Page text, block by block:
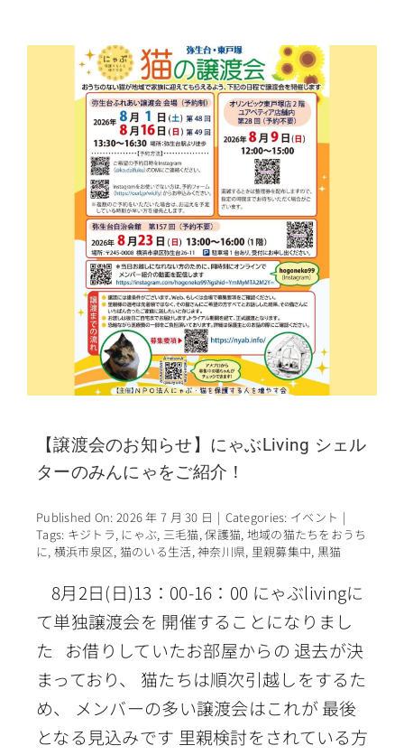
【譲渡会のお知らせ】にゃぶLiving シェル
ターのみんにゃをご紹介！
Published On: 2026 年 7 月 30 日 | Categories: イベント |
Tags: キジトラ, にゃぶ, 三毛猫,保護猫, 地域の猫たちをおうち
に, 横浜市泉区, 猫のいる生活,神奈川県, 里親募集中, 黒猫
8月2日(日)13：00-16：00 にゃぶlivingに
て単独譲渡会を 開催することになりまし
た お借りしていたお部屋からの 退去が決
まっており、 猫たちは順次引越しをするた
め、 メンバーの多い譲渡会はこれが 最後
となる見込みです 里親検討をされている方